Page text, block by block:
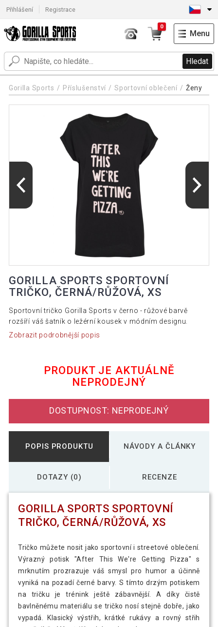
Přihlášení Registrace
Hledat
0
Menu
Gorilla Sports Příslušenství Sportovní oblečení Ženy
GORILLA SPORTS SPORTOVNÍ
TRIČKO, ČERNÁ/RŮŽOVÁ, XS
Sportovní tričko Gorilla Sports v černo - růžové barvě
rozšíří váš šatník o ležérní kousek v módním designu.
Zobrazit podrobnější popis
PRODUKT JE AKTUÁLNĚ
NEPRODEJNÝ
DOSTUPNOST: NEPRODEJNÝ
POPIS PRODUKTU NÁVODY A ČLÁNKY
DOTAZY (0) RECENZE
GORILLA SPORTS SPORTOVNÍ
TRIČKO, ČERNÁ/RŮŽOVÁ, XS
Tričko můžete nosit jako sportovní i streetové oblečení.
Výrazný potisk "After This We're Getting Pizza" s
mrknutím prozrazuje váš smysl pro humor a účinně
vyniká na pozadí černé barvy. S tímto drzým potiskem
na tričku je trénink ještě zábavnější. A díky čistě
bavlněnému materiálu se tričko nosí stejně dobře, jako
vypadá. Klasický výstřih, krátké rukávy a rovný střih